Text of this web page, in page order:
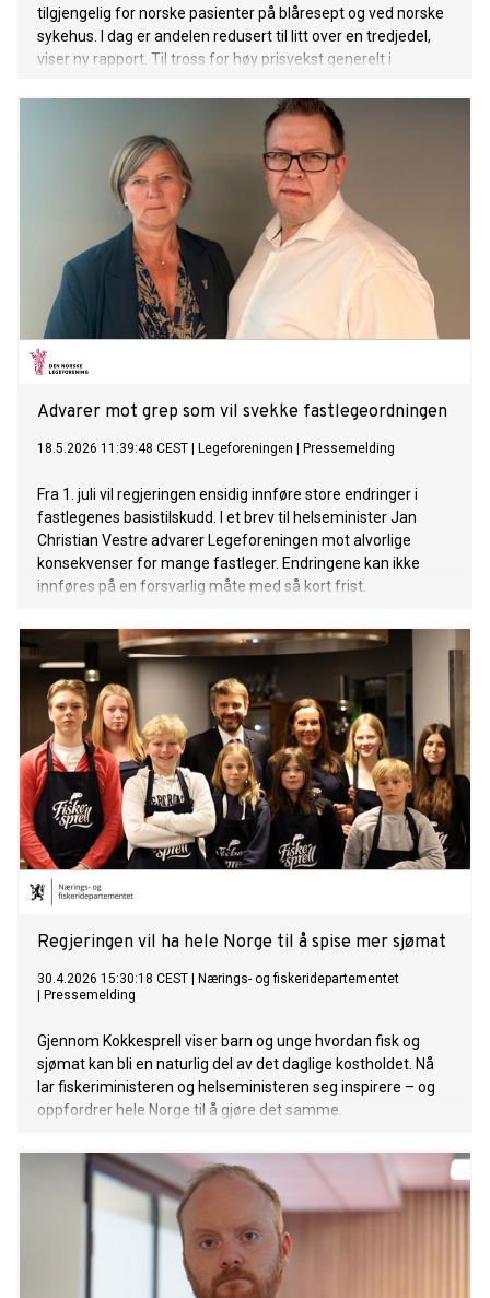
tilgjengelig for norske pasienter på blåresept og ved norske
sykehus. I dag er andelen redusert til litt over en tredjedel,
viser ny rapport. Til tross for høy prisvekst generelt i
Advarer mot grep som vil svekke fastlegeordningen
18.5.2026 11:39:48 CEST Legeforeningen Pressemelding
Fra 1. juli vil regjeringen ensidig innføre store endringer i
fastlegenes basistilskudd. I et brev til helseminister Jan
Christian Vestre advarer Legeforeningen mot alvorlige
konsekvenser for mange fastleger. Endringene kan ikke
innføres på en forsvarlig måte med så kort frist.
Regjeringen vil ha hele Norge til å spise mer sjømat
30.4.2026 15:30:18 CEST
Nærings- og fiskeridepartementet
Pressemelding
Gjennom Kokkesprell viser barn og unge hvordan fisk og
sjømat kan bli en naturlig del av det daglige kostholdet. Nå
lar fiskeriministeren og helseministeren seg inspirere – og
oppfordrer hele Norge til å gjøre det samme.